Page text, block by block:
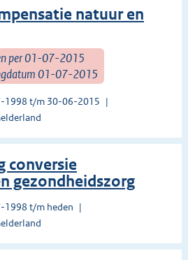
natuur en
per 01-07-2015
01-07-2015
1998 t/m 30-06-2015
conversie
gezondheidszorg
1998 t/m heden